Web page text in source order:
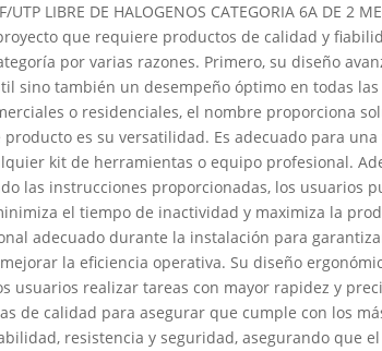
UTP LIBRE DE HALOGENOS CATEGORIA 6A DE
que requiere productos de calidad y
por varias razones. Primero, su diseño
sino también un desempeño óptimo en todas
o residenciales, el nombre proporciona
producto es su versatilidad. Es adecuado para
kit de herramientas o equipo profesional.
las instrucciones proporcionadas, los usuarios
el tiempo de inactividad y maximiza la
adecuado durante la instalación para
la eficiencia operativa. Su diseño
usuarios realizar tareas con mayor rapidez y
de calidad para asegurar que cumple con los
resistencia y seguridad, asegurando que